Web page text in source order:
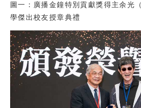
圖一：廣播金鐘特別貢獻獎得主余光
學傑出校友授章典禮